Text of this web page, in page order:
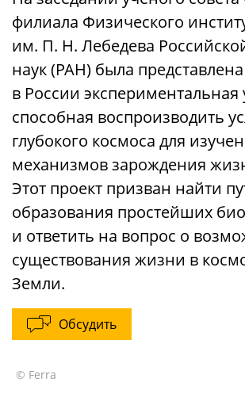
филиала Физического
им. П. Н. Лебедева
наук (РАН) была
в России экспериментальная
способная воспроизводить
глубокого космоса для
механизмов зарождения
Этот проект призван найти
образования простейших
и ответить на вопрос о
существования жизни в
Земли.
Обсудить
© Ferra